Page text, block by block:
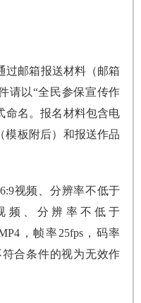
过邮箱报送材料（邮箱
请以“全民参保宣传作
命名。报名材料包含电
模板附后）和报送作品
视频、分辨率不低于
频、分辨率不低于
，帧率25fps，码率
合条件的视为无效作